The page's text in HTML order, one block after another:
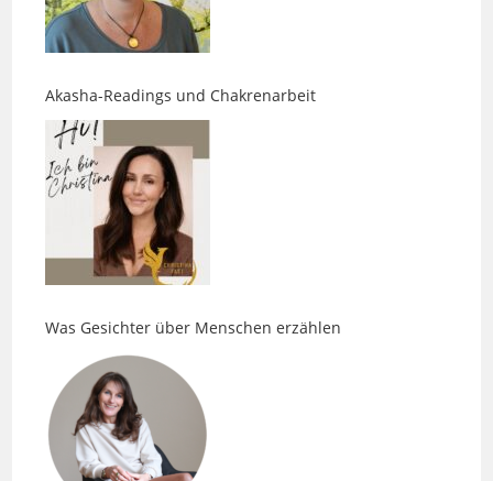
Akasha-Readings und Chakrenarbeit
Was Gesichter über Menschen erzählen